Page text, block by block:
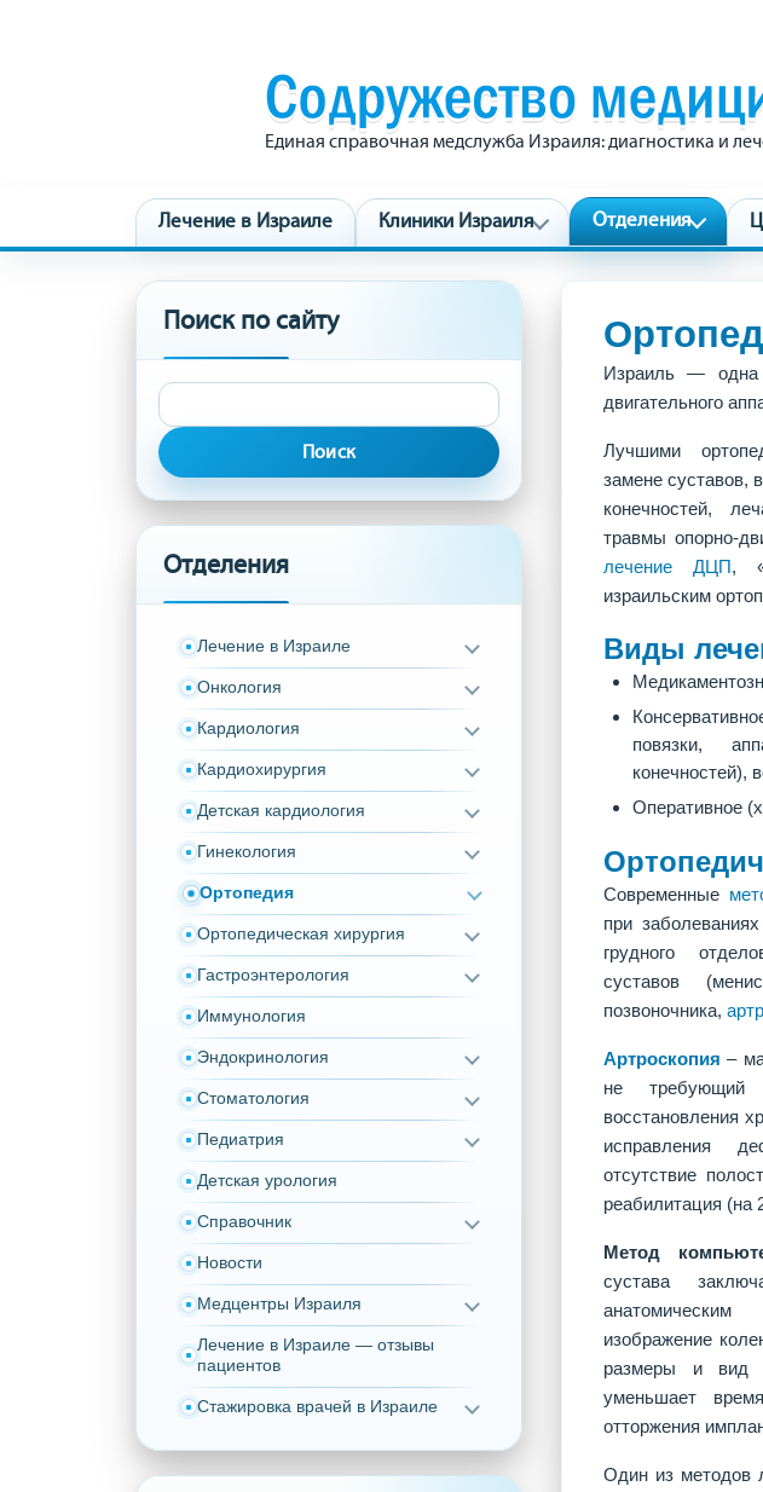
Единая справочная медслужба Израиля: диагностика и
Лечение в Израиле Клиники Израиля Отделения
Поиск по сайту
Найти:
Отделения
Лечение в Израиле
Онкология
Кардиология
Кардиохирургия
Детская кардиология
Гинекология
Ортопедия
Ортопедическая хирургия
Гастроэнтерология
Иммунология
Эндокринология
Стоматология
Педиатрия
Детская урология
Справочник
Новости
Медцентры Израиля
Лечение в Израиле — отзывы
пациентов
Стажировка врачей в Израиле
Израиль — одна
двигательного
Лучшими
замене суставов,
конечностей,
травмы опорно-
лечение ДЦП,
израильским
Виды
повязки,
конечностей),
Оперативное
Современные
при
грудного
суставов
позвоночника,
Артроскопия–
не требующий
восстановления
исправления
отсутствие
реабилитация (на
Метод
сустава
изображение
размеры и вид
уменьшает
отторжения
Один из методов